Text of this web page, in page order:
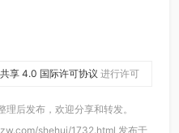
享 4.0 国际许可协议 进行许可
理后发布，欢迎分享和转发。
shehui/1732.html 发布于